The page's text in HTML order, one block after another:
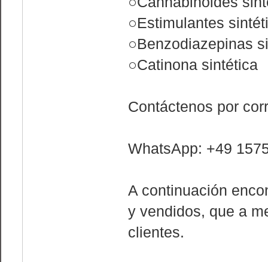
○Estimulantes
○Benzodiazepinas
○Catinona sintética
Contáctenos por
WhatsApp: +49
A continuación
y vendidos, que a
clientes.